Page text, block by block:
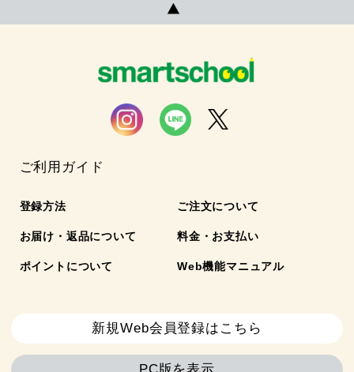
ご利用ガイド
登録方法 ご注文について
お届け・返品について 料金・お支払い
ポイントについて Web機能マニュアル
新規Web会員登録はこちら